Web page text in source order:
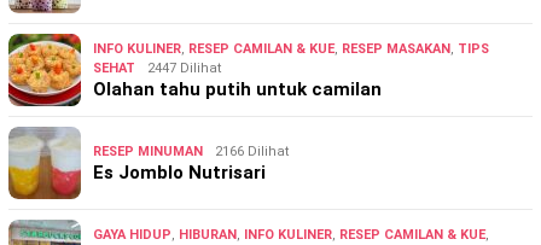
INFO KULINER, RESEP CAMILAN & KUE, RESEP MASAKAN, TIPS
SEHAT
2447 Dilihat
Olahan tahu putih untuk camilan
RESEP MINUMAN 2166 Dilihat
Es Jomblo Nutrisari
GAYA HIDUP, HIBURAN, INFO KULINER, RESEP CAMILAN & KUE,